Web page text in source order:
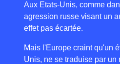
Aux Etats-Unis, comme
agression russe visant un
effet pas écartée.
Mais l'Europe craint qu'un
Unis, ne se traduise par